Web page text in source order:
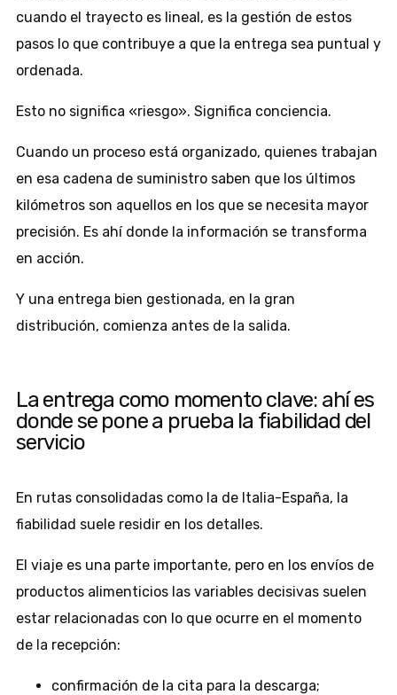
cuando el trayecto es lineal, es la gestión de estos
pasos lo que contribuye a que la entrega sea puntual y
ordenada.
Esto no significa «riesgo». Significa conciencia.
Cuando un proceso está organizado, quienes trabajan
en esa cadena de suministro saben que los últimos
kilómetros son aquellos en los que se necesita mayor
precisión. Es ahí donde la información se transforma
en acción.
Y una entrega bien gestionada, en la gran
distribución, comienza antes de la salida.
La entrega como momento clave: ahí es
donde se pone a prueba la fiabilidad del
servicio
En rutas consolidadas como la de Italia-España, la
fiabilidad suele residir en los detalles.
El viaje es una parte importante, pero en los envíos de
productos alimenticios las variables decisivas suelen
estar relacionadas con lo que ocurre en el momento
de la recepción:
confirmación de la cita para la descarga;